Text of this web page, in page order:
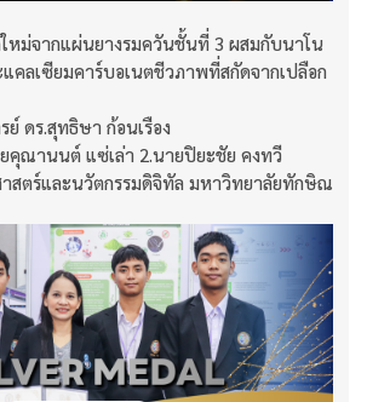
หม่จากแผ่นยางรมควันชั้นที่ 3 ผสมกับนาโน
คลเซียมคาร์บอเนตชีวภาพที่สกัดจากเปลือก
ย์ ดร.สุทธิษา ก้อนเรือง
คุณานนต์ แซ่เล่า 2.นายปิยะชัย คงทวี
สตร์และนวัตกรรมดิจิทัล มหาวิทยาลัยทักษิณ